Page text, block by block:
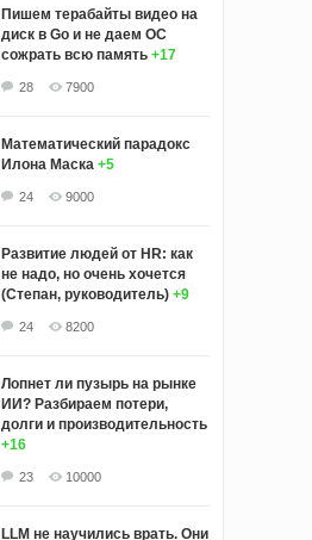
Пишем терабайты видео на
диск в Go и не даем ОС
сожрать всю память +17
28 7900
Математический парадокс
Илона Маска +5
24 9000
Развитие людей от HR: как
не надо, но очень хочется
(Степан, руководитель) +9
24 8200
Лопнет ли пузырь на рынке
ИИ? Разбираем потери,
долги и производительность
+16
23 10000
LLM не научились врать. Они